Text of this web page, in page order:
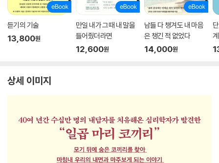
듣기의 기술
13,800원
만일 내가 그때 내 말을
들어줬더라면
12,600원
남들 다 챙겨도 내 마음
은 챙긴 적 없었다
14,000원
상세 이미지